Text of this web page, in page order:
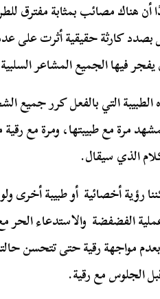
أن هناك مصائب بمثابة مفترق
كارثة حقيقية أثرت على
فيها الجميع المشاعر
الطبيبة التي بالفعل كرر
مرة مع طبيبتها، ومرة مع
الذي سيقال.
رؤية أخصائية أو طبيبة أخرى
الفضفضة والاستدعاء الحر
مواجهة رقية حتى تتحسن
الجلوس مع رقية.